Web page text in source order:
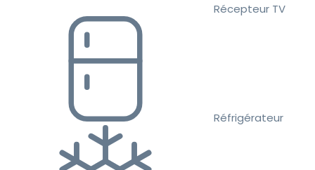
Récepteur TV
Réfrigérateur